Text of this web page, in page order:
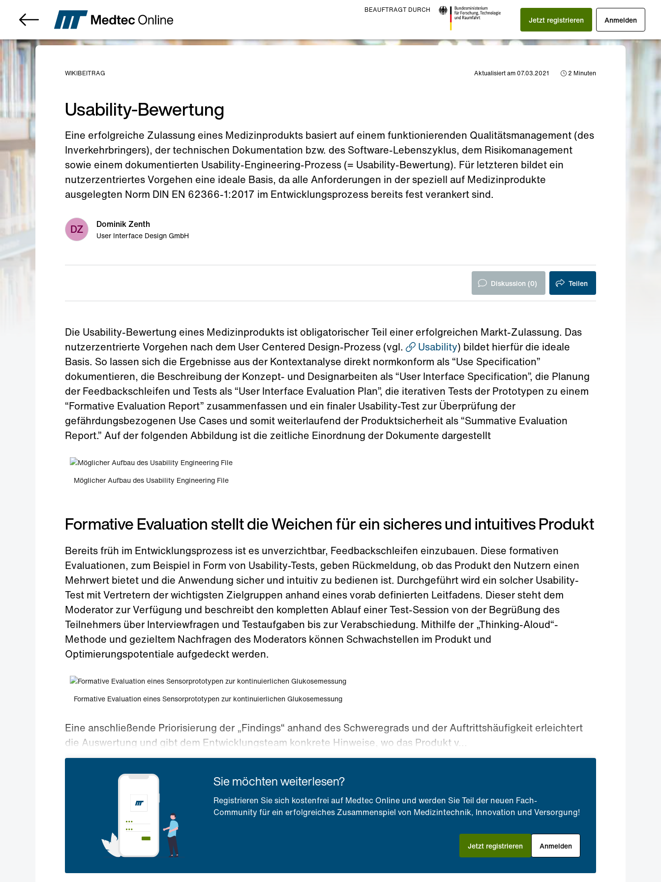
BEAUFTRAGT DURCH
Jetzt registrieren Anmelden
WIKIBEITRAG Aktualisiert am 07.03.2021 2 Minuten
Usability-Bewertung
Eine erfolgreiche Zulassung eines Medizinprodukts basiert auf einem funktionierenden Qualitätsmanagement (des
Inverkehrbringers), der technischen Dokumentation bzw. des Software-Lebenszyklus, dem Risikomanagement
sowie einem dokumentierten Usability-Engineering-Prozess (= Usability-Bewertung). Für letzteren bildet ein
nutzerzentriertes Vorgehen eine ideale Basis, da alle Anforderungen in der speziell auf Medizinprodukte
ausgelegten Norm DIN EN 62366-1:2017 im Entwicklungsprozess bereits fest verankert sind.
DZ Dominik Zenth
User Interface Design GmbH
Diskussion (0) Teilen
Die Usability-Bewertung eines Medizinprodukts ist obligatorischer Teil einer erfolgreichen Markt-Zulassung. Das
nutzerzentrierte Vorgehen nach dem User Centered Design-Prozess (vgl.
Usability) bildet hierfür die ideale
Basis. So lassen sich die Ergebnisse aus der Kontextanalyse direkt normkonform als “Use Specification”
dokumentieren, die Beschreibung der Konzept- und Designarbeiten als “User Interface Specification”, die Planung
der Feedbackschleifen und Tests als “User Interface Evaluation Plan”, die iterativen Tests der Prototypen zu einem
“Formative Evaluation Report” zusammenfassen und ein finaler Usability-Test zur Überprüfung der
gefährdungsbezogenen Use Cases und somit weiterlaufend der Produktsicherheit als “Summative Evaluation
Report.” Auf der folgenden Abbildung ist die zeitliche Einordnung der Dokumente dargestellt
Möglicher Aufbau des Usability Engineering File
Formative Evaluation stellt die Weichen für ein sicheres und intuitives Produkt
Bereits früh im Entwicklungsprozess ist es unverzichtbar, Feedbackschleifen einzubauen. Diese formativen
Evaluationen, zum Beispiel in Form von Usability-Tests, geben Rückmeldung, ob das Produkt den Nutzern einen
Mehrwert bietet und die Anwendung sicher und intuitiv zu bedienen ist. Durchgeführt wird ein solcher Usability-
Test mit Vertretern der wichtigsten Zielgruppen anhand eines vorab definierten Leitfadens. Dieser steht dem
Moderator zur Verfügung und beschreibt den kompletten Ablauf einer Test-Session von der Begrüßung des
Teilnehmers über Interviewfragen und Testaufgaben bis zur Verabschiedung. Mithilfe der „Thinking-Aloud“-
Methode und gezieltem Nachfragen des Moderators können Schwachstellen im Produkt und
Optimierungspotentiale aufgedeckt werden.
Formative Evaluation eines Sensorprototypen zur kontinuierlichen Glukosemessung
Eine anschließende Priorisierung der „Findings“ anhand des Schweregrads und der Auftrittshäufigkeit erleichtert
die Auswertung und gibt dem Entwicklungsteam konkrete Hinweise, wo das Produkt v...
Sie möchten weiterlesen?
Registrieren Sie sich kostenfrei auf Medtec Online und werden Sie Teil der neuen Fach-
Community für ein erfolgreiches Zusammenspiel von Medizintechnik, Innovation und Versorgung!
Jetzt registrieren Anmelden